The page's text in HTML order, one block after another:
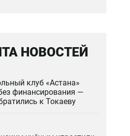
НОВОСТЕЙ
клуб «Астана»
финансирования —
к Токаеву